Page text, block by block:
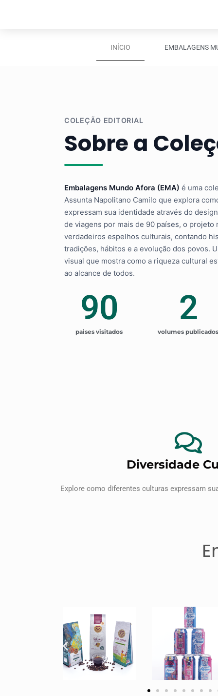
INÍCIO EMBALAGENS
COLEÇÃO EDITORIAL
Sobre a
Embalagens Mundo Afora (EMA) é uma
Assunta Napolitano Camilo que explora
expressam sua identidade através do
de viagens por mais de 90 países, o projeto
verdadeiros espelhos culturais, contando
tradições, hábitos e a evolução dos povos.
visual que mostra como a riqueza cultural
ao alcance de todos.
paises visitados
90
volumes
2
Diversidade
Explore como diferentes culturas expressam